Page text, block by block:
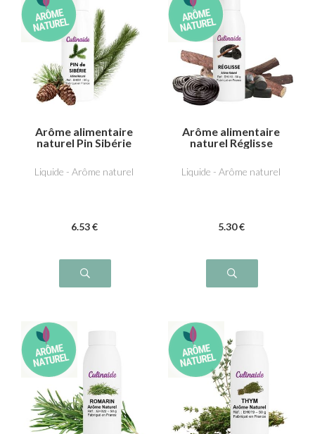
Arôme alimentaire
naturel Pin Sibérie
Liquide - Arôme naturel
6.53 €
Arôme alimentaire
naturel Réglisse
Liquide - Arôme naturel
5.30 €